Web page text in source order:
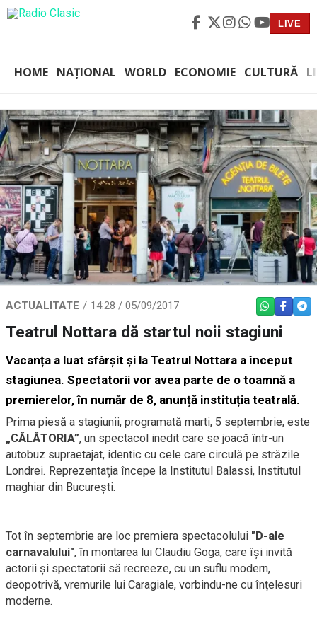
LIVE
HOME NAȚIONAL WORLD ECONOMIE CULTURĂ
ACTUALITATE 14:28 / 05/09/2017 WHATSAPP
Teatrul Nottara dă startul noii stagiuni
Vacanța a luat sfârșit și la Teatrul Nottara a început
stagiunea. Spectatorii vor avea parte de o toamnă a
premierelor, în număr de 8, anunță instituția teatrală.
Prima piesă a stagiunii, programată marti, 5 septembrie, este
„CĂLĂTORIA”, un spectacol inedit care se joacă într-un
autobuz supraetajat, identic cu cele care circulă pe străzile
Londrei. Reprezentaţia începe la Institutul Balassi, Institutul
maghiar din București.
Tot în septembrie are loc premiera spectacolului "D-ale
carnavalului", în montarea lui Claudiu Goga, care își invită
actorii și spectatorii să recreeze, cu un suflu modern,
deopotrivă, vremurile lui Caragiale, vorbindu-ne cu înțelesuri
moderne.